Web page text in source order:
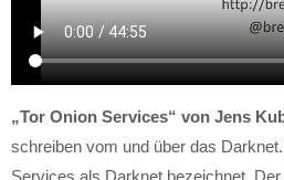
„Tor Onion Services“ von Jens
schreiben vom und über das
Services als Darknet bezeichnet.